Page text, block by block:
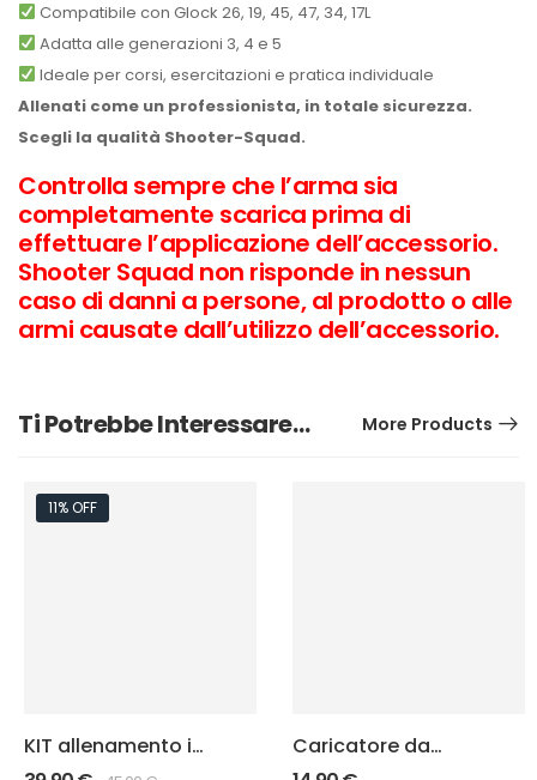
Compatibile con Glock 26, 19, 45, 47, 34, 17L
Adatta alle generazioni 3, 4 e 5
Ideale per corsi, esercitazioni e pratica individuale
Allenati come un professionista, in totale sicurezza.
Scegli la qualità Shooter-Squad.
Controlla sempre che l’arma sia
completamente scarica prima di
effettuare l’applicazione dell’accessorio.
Shooter Squad non risponde in nessun
caso di danni a persone, al prodotto o alle
armi causate dall’utilizzo dell’accessorio.
Ti Potrebbe Interessare… More Products
11% OFF
KIT allenamento in
bianco
Caricatore da
Training per Glock